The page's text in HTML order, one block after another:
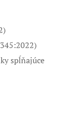
spĺňajúce